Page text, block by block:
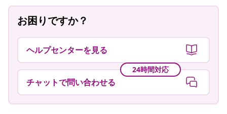
お困りですか？
ヘルプセンターを見る
24時間対応
チャットで問い合わせる